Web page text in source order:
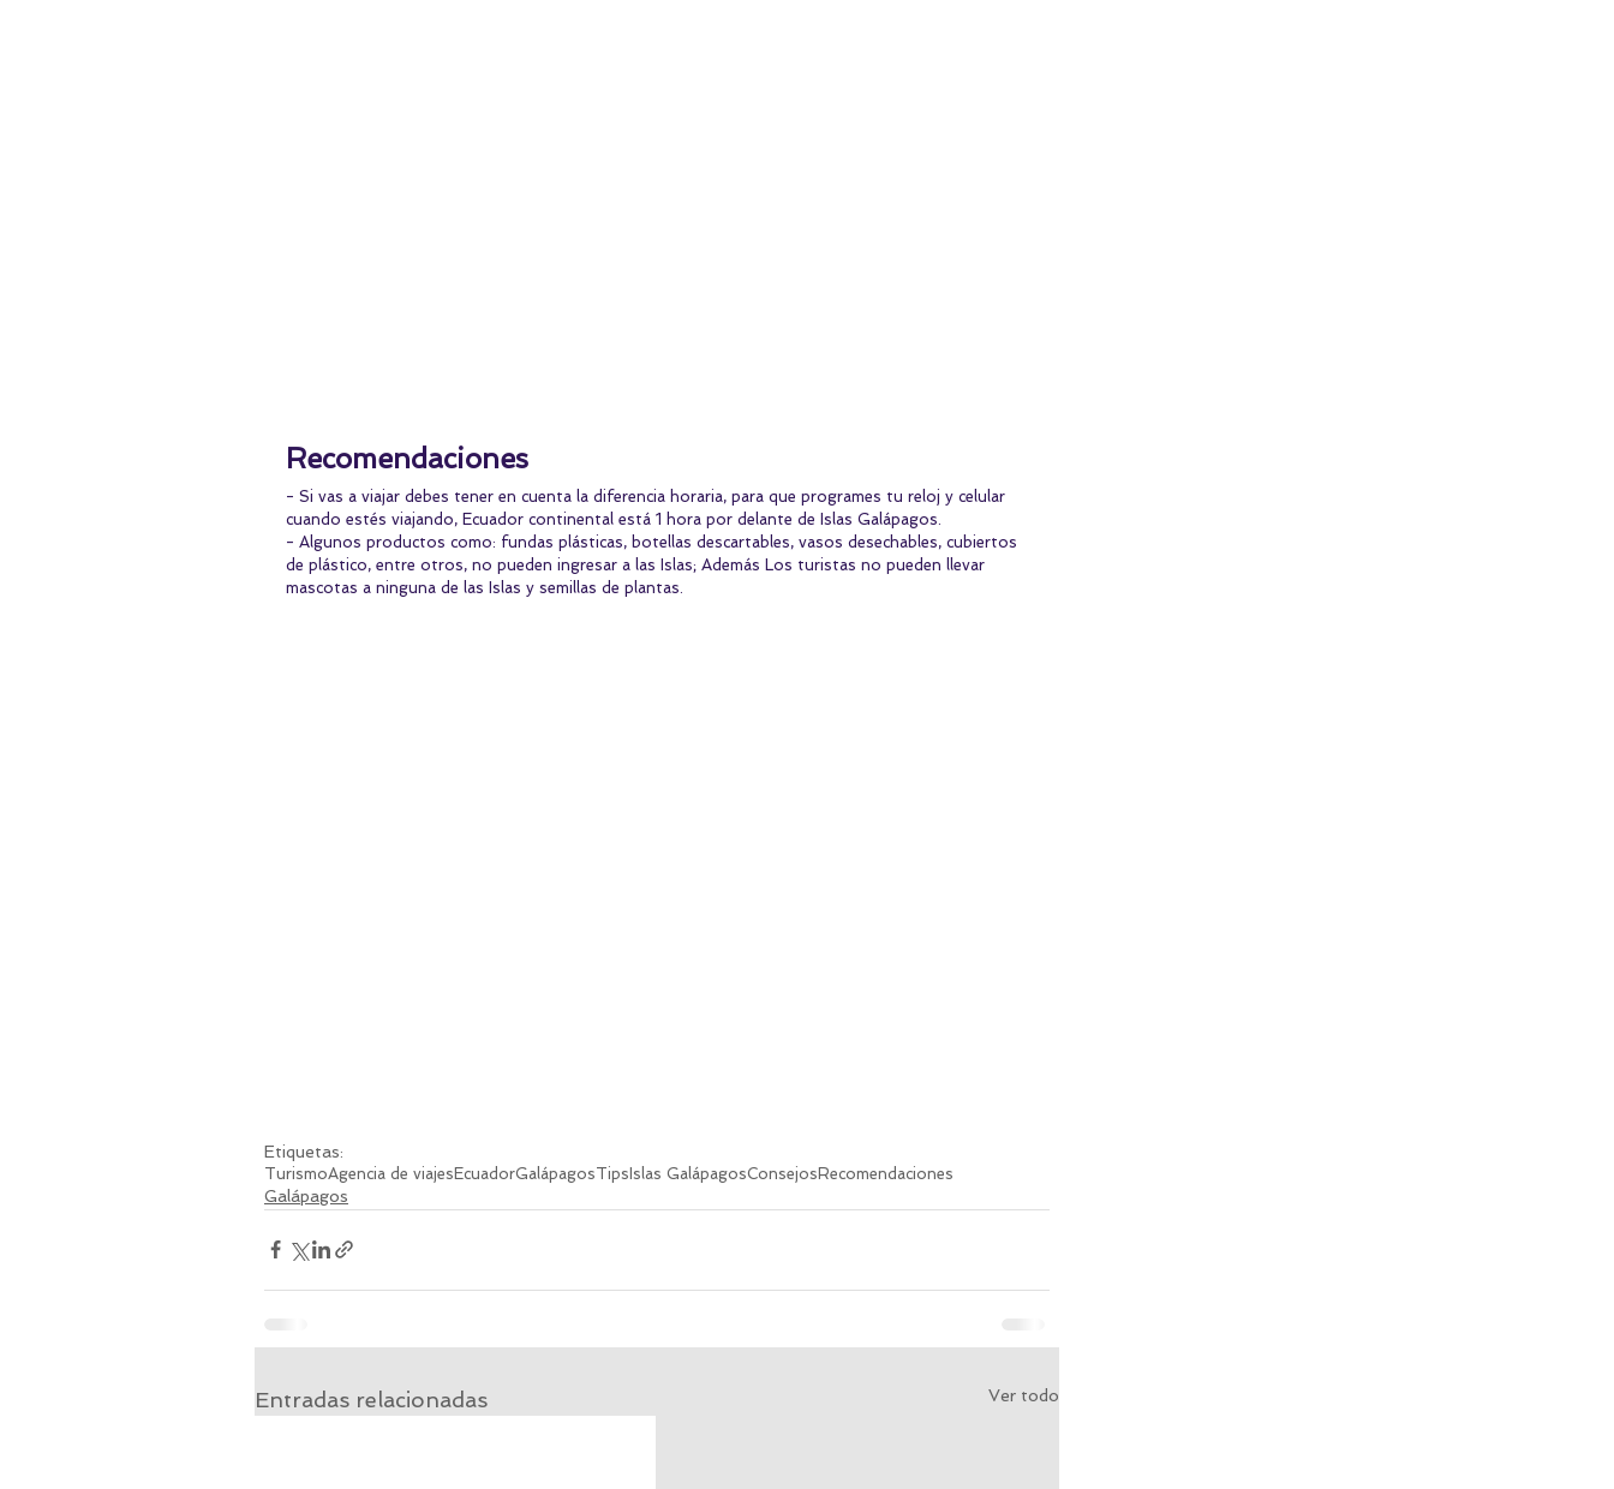
Recomendaciones
- Si vas a viajar debes tener en cuenta la diferencia horaria, para que programes tu reloj y celular
cuando estés viajando, Ecuador continental está 1 hora por delante de Islas Galápagos.
- Algunos productos como: fundas plásticas, botellas descartables, vasos desechables, cubiertos
de plástico, entre otros, no pueden ingresar a las Islas; Además Los turistas no pueden llevar
mascotas a ninguna de las Islas y semillas de plantas.
Etiquetas:
TurismoAgencia de viajes EcuadorGalápagosTips Islas GalápagosConsejos Recomendaciones
Galápagos
Entradas relacionadas Ver todo